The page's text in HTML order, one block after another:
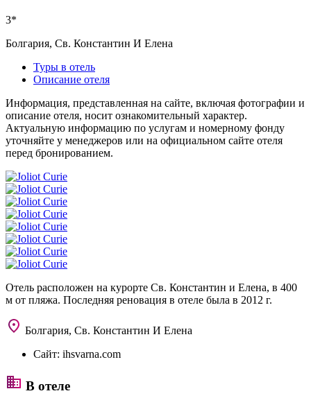
3*
Болгария, Св. Константин И Елена
Туры в отель
Описание отеля
Информация, представленная на сайте, включая фотографии и
описание отеля, носит ознакомительный характер.
Актуальную информацию по услугам и номерному фонду
уточняйте у менеджеров или на официальном сайте отеля
перед бронированием.
Отель расположен на курорте Св. Константин и Елена, в 400
м от пляжа. Последняя реновация в отеле была в 2012 г.
Болгария, Св. Константин И Елена
Сайт: ihsvarna.com
В отеле